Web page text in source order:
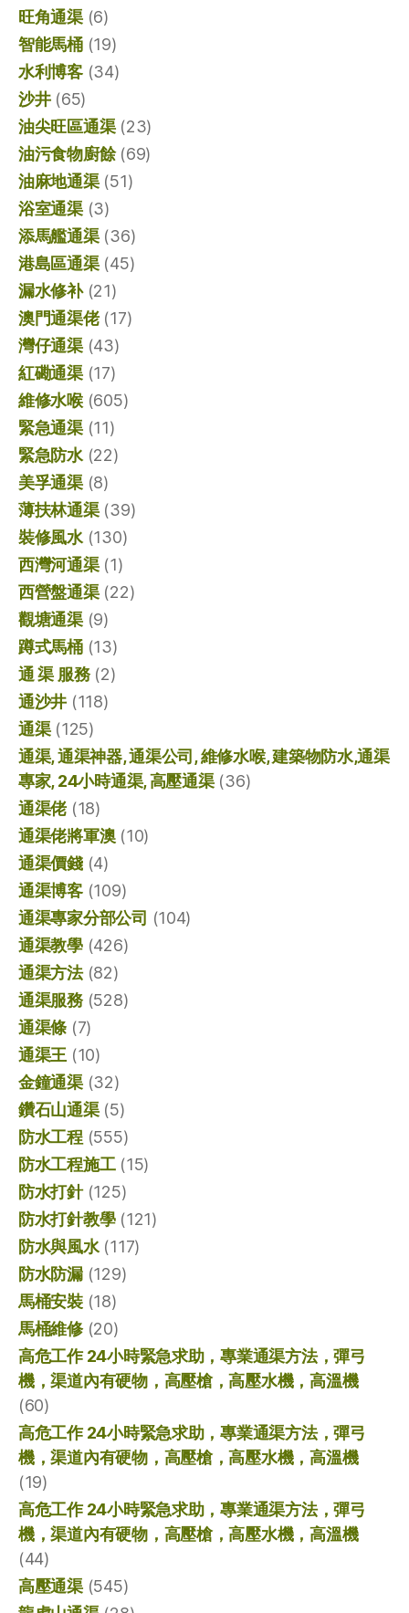
旺角通渠(6)
智能馬桶(19)
水利博客(34)
沙井(65)
油尖旺區通渠(23)
油污食物廚餘(69)
油麻地通渠(51)
浴室通渠(3)
添馬艦通渠(36)
港島區通渠(45)
漏水修补(21)
澳門通渠佬(17)
灣仔通渠(43)
紅磡通渠(17)
維修水喉(605)
緊急通渠(11)
緊急防水(22)
美孚通渠(8)
薄扶林通渠(39)
裝修風水(130)
西灣河通渠(1)
西營盤通渠(22)
觀塘通渠(9)
蹲式馬桶(13)
通 渠 服務(2)
通沙井 (118)
通渠(125)
通渠, 通渠神器, 通渠公司, 維修水喉, 建築物防水,通渠
專家, 24小時通渠, 高壓通渠(36)
通渠佬(18)
通渠佬將軍澳(10)
通渠價錢(4)
通渠博客(109)
通渠專家分部公司 (104)
通渠教學(426)
通渠方法(82)
通渠服務(528)
通渠條 (7)
通渠王 (10)
金鐘通渠(32)
鑽石山通渠(5)
防水工程(555)
防水工程施工(15)
防水打針(125)
防水打針教學(121)
防水與風水(117)
防水防漏(129)
馬桶安裝(18)
馬桶維修(20)
高危工作 24小時緊急求助，專業通渠方法，彈弓
機，渠道內有硬物，高壓槍，高壓水機，高溫機
(60)
高危工作 24小時緊急求助，專業通渠方法，彈弓
機，渠道內有硬物，高壓槍，高壓水機，高溫機
(19)
高危工作 24小時緊急求助，專業通渠方法，彈弓
機，渠道內有硬物，高壓槍，高壓水機，高溫機
(44)
高壓通渠(545)